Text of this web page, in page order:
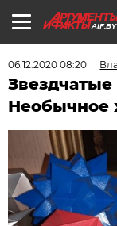
AIF.BY
06.12.2020 08:20
Необычное